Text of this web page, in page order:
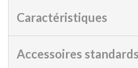
Caractéristiques
Accessoires standards